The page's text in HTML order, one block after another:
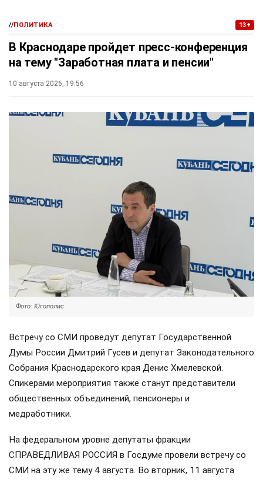
//ПОЛИТИКА 13+
В Краснодаре пройдет пресс-конференция
на тему "Заработная плата и пенсии"
10 августа 2026, 19:56
Фото: Югополис
Встречу со СМИ проведут депутат Государственной
Думы России Дмитрий Гусев и депутат Законодательного
Собрания Краснодарского края Денис Хмелевской.
Спикерами мероприятия также станут представители
общественных объединений, пенсионеры и
медработники.
На федеральном уровне депутаты фракции
СПРАВЕДЛИВАЯ РОССИЯ в Госдуме провели встречу со
СМИ на эту же тему 4 августа. Во вторник, 11 августа